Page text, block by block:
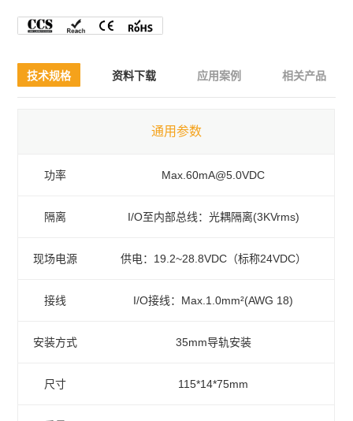
技术规格 资料下载 应用案例 相关产品
通用参数
功率 Max.60mA@5.0VDC
隔离 I/O至内部总线：光耦隔离(3KVrms)
现场电源 供电：19.2~28.8VDC（标称24VDC）
接线 I/O接线：Max.1.0mm²(AWG 18)
安装方式 35mm导轨安装
尺寸 115*14*75mm